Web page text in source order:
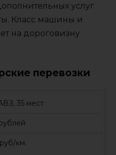
услуг
Класс машины и
на дороговизну
перевозки
35 мест
км.